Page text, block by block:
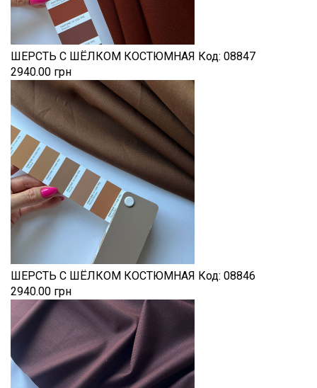
ШЕРСТЬ С ШЁЛКОМ КОСТЮМНАЯ Код: 08847
2940.00 грн
ШЕРСТЬ С ШЁЛКОМ КОСТЮМНАЯ Код: 08846
2940.00 грн